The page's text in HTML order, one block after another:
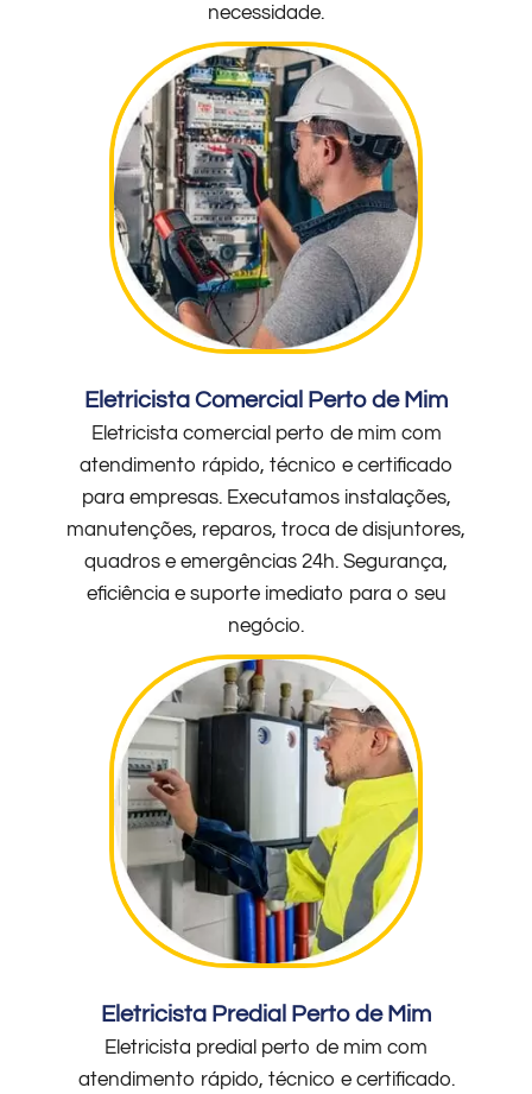
necessidade.
Eletricista Comercial Perto de Mim
Eletricista comercial perto de mim com
atendimento rápido, técnico e certificado
para empresas. Executamos instalações,
manutenções, reparos, troca de disjuntores,
quadros e emergências 24h. Segurança,
eficiência e suporte imediato para o seu
negócio.
Eletricista Predial Perto de Mim
Eletricista predial perto de mim com
atendimento rápido, técnico e certificado.